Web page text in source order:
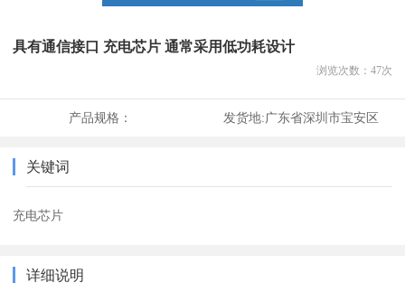
具有通信接口 充电芯片 通常采用低功耗设计
浏览次数： 47次
产品规格： 发货地:广东省深圳市宝安区
关键词
充电芯片
详细说明